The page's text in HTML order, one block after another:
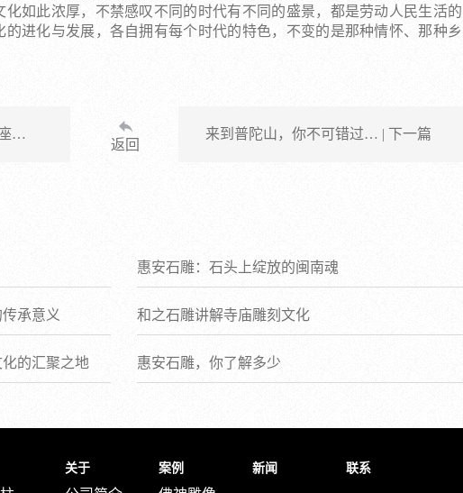
如此浓厚，不禁感叹不同的时代有不同的盛景，都是劳动人民生活的
进化与发展，各自拥有每个时代的特色，不变的是那种情怀、那种乡
… 来到普陀山，你不可错过… | 下一篇
返回
惠安石雕：石头上绽放的闽南魂
承意义 和之石雕讲解寺庙雕刻文化
的汇聚之地 惠安石雕，你了解多少
关于 案例 新闻 联系